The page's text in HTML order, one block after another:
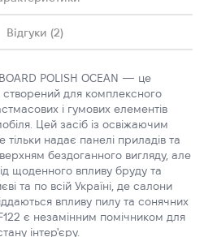
Відгуки (2)
POLISH OCEAN — це
створений для комплексного
і гумових елементів
Цей засіб із освіжаючим
надає панелі приладів та
бездоганного вигляду, але
щоденного впливу бруду та
та по всій Україні, де салони
впливу пилу та сонячних
є незамінним помічником для
інтер'єру.